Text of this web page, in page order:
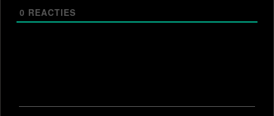
0 REACTIES